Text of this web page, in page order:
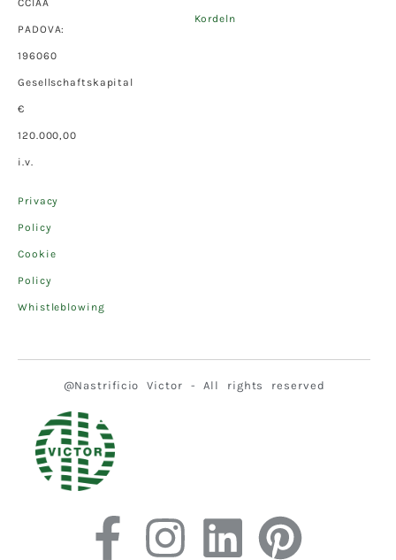
PADOVA:
196060
Gesellschaftskapital
€
120.000,00
i.v.
Privacy
Policy
Cookie
Policy
Whistleblowing
Kordeln
@Nastrificio Victor - All rights reserved